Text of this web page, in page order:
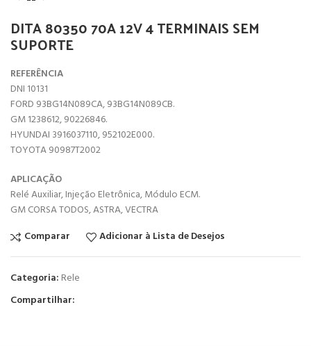
DITA 80350 70A 12V 4 TERMINAIS SEM
SUPORTE
REFERÊNCIA
DNI 10131
FORD 93BG14N089CA, 93BG14N089CB.
GM 1238612, 90226846.
HYUNDAI 3916037110, 952102E000.
TOYOTA 90987T2002
APLICAÇÃO
Relé Auxiliar, Injeção Eletrônica, Módulo ECM.
GM CORSA TODOS, ASTRA, VECTRA
Comparar
Adicionar à Lista de Desejos
Categoria: Rele
Compartilhar: